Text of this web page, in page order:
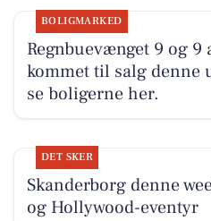
BOLIGMARKED
Regnbuevænget 9 og
kommet til salg denne
se boligerne her.
DET SKER
Skanderborg denne
og Hollywood-eventyr